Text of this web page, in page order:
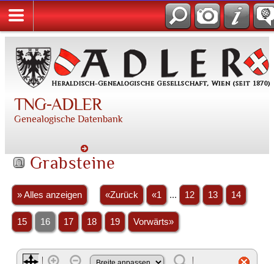
TNG-ADLER
Genealogische Datenbank
Grabsteine
» Alles anzeigen «Zurück «1 ... 12 13 14
15 16 17 18 19 Vorwärts»